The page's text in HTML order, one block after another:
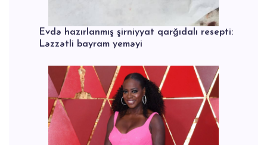
Evdə hazırlanmış şirniyyat qarğıdalı resepti:
Ləzzətli bayram yeməyi